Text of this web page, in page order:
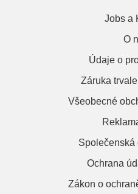
Jobs a
O
Údaje o
Záruka
Všeobecné
Společenská
Ochrana
Zákon o